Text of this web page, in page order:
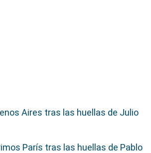
Aires tras las huellas de Julio
París tras las huellas de Pablo